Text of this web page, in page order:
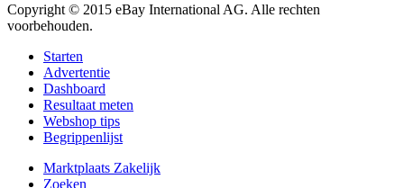
Copyright © 2015 eBay International AG. Alle rechten
voorbehouden.
Starten
Advertentie
Dashboard
Resultaat meten
Webshop tips
Begrippenlijst
Marktplaats Zakelijk
Zoeken